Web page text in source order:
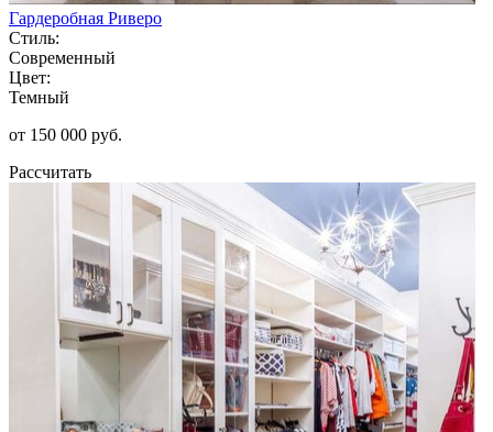
Гардеробная Риверо
Стиль:
Современный
Цвет:
Темный
от 150 000 руб.
Рассчитать